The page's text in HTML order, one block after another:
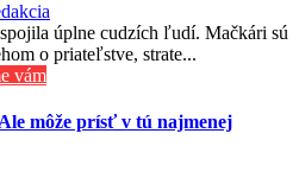
úplne cudzích ľudí. Mačkári sú
o priateľstve, strate...
vám
môže prísť v tú najmenej